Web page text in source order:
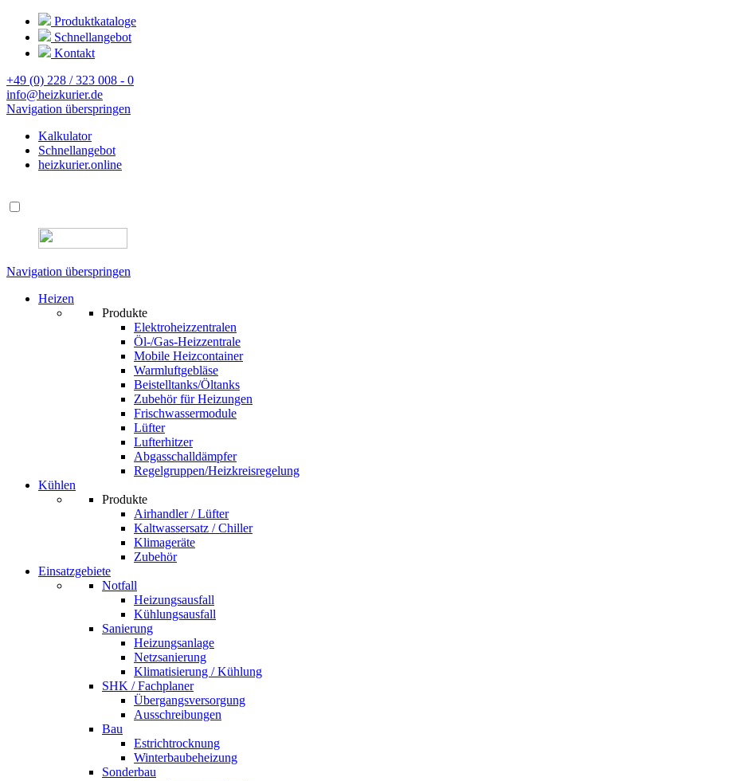
Produktkataloge
Schnellangebot
Kontakt
+49 (0) 228 / 323 008 - 0
info@heizkurier.de
Navigation überspringen
Kalkulator
Schnellangebot
heizkurier.online
Navigation überspringen
Heizen
Produkte
Elektroheizzentralen
Öl-/Gas-Heizzentrale
Mobile Heizcontainer
Warmluftgebläse
Beistelltanks/Öltanks
Zubehör für Heizungen
Frischwassermodule
Lüfter
Lufterhitzer
Abgasschalldämpfer
Regelgruppen/Heizkreisregelung
Kühlen
Produkte
Airhandler / Lüfter
Kaltwassersatz / Chiller
Klimageräte
Zubehör
Einsatzgebiete
Notfall
Heizungsausfall
Kühlungsausfall
Sanierung
Heizungsanlage
Netzsanierung
Klimatisierung / Kühlung
SHK / Fachplaner
Übergangsversorgung
Ausschreibungen
Bau
Estrichtrocknung
Winterbaubeheizung
Sonderbau